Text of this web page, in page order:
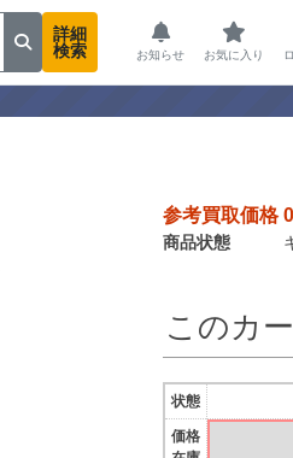
詳細
検索
お知らせ お気に入り
参考買取価格
商品状態
このカ
状態
価格